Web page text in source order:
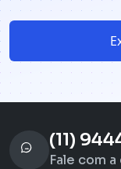
(11)
Fale com